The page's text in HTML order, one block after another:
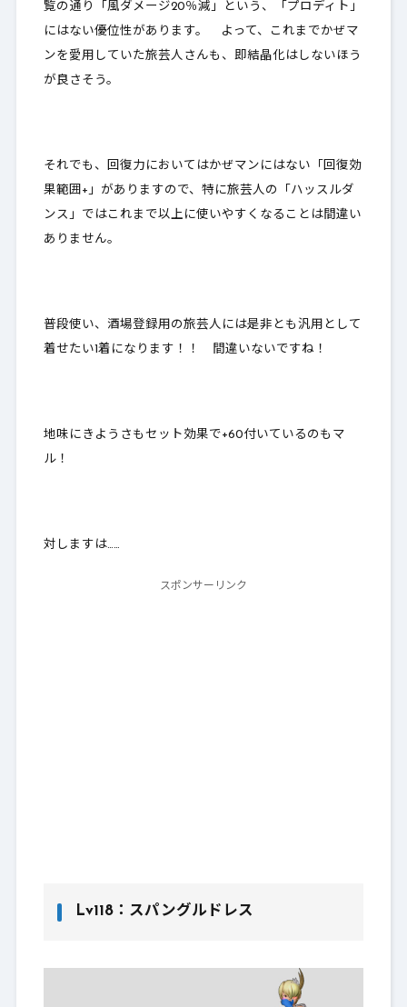
覧の通り「風ダメージ20％減」という、 「プロディト」
にはない優位性があります。 よって、これまでかぜマ
ンを愛用していた旅芸人さんも、 即結晶化はしないほう
が良さそう。
それでも、回復力においてはかぜマンにはない「回復効
果範囲+」があります ので、特に旅芸人の「ハッスルダ
ンス」ではこれまで以上に使いやすくなることは間違い
ありません。
普段使い、酒場登録用の旅芸人には是非とも汎用として
着せたい1着になります！！ 間違いないですね！
地味にきようさもセット効果で+60付いているのもマ
ル！
対しますは……
スポンサーリンク
Lv118：スパングルドレス